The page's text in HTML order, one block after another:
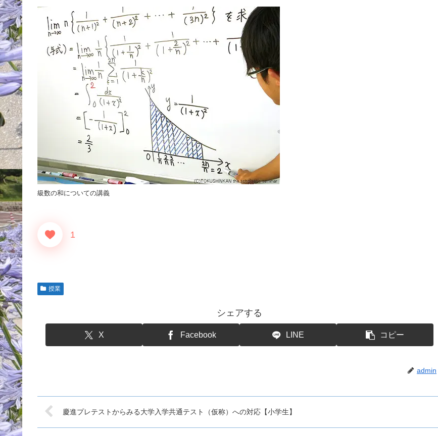
級数の和についての講義
1
授業
シェアする
X Facebook LINE コピー
admin
慶進プレテストからみる大学入学共通テスト（仮称）への対応【小学生】